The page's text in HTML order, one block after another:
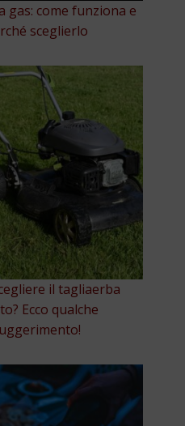
gas: come funziona e
sceglierlo
il tagliaerba
Ecco qualche